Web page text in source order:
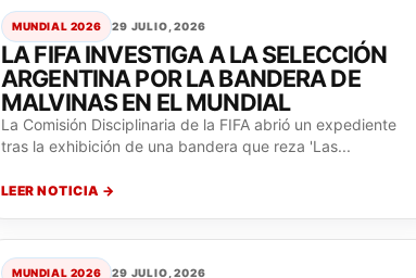
MUNDIAL 2026 29 JULIO, 2026
LA FIFA INVESTIGA A LA SELECCIÓN
ARGENTINA POR LA BANDERA DE
MALVINAS EN EL MUNDIAL
La Comisión Disciplinaria de la FIFA abrió un expediente
tras la exhibición de una bandera que reza 'Las...
LEER NOTICIA →
MUNDIAL 2026 29 JULIO, 2026